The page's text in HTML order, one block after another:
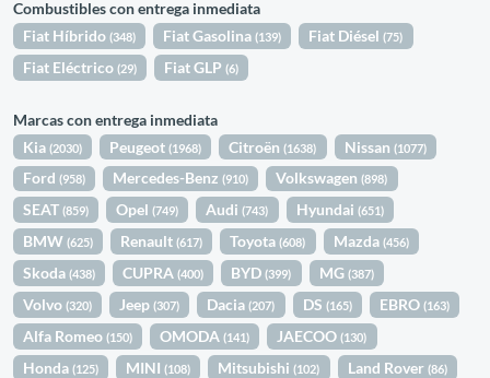
Combustibles con entrega inmediata
Fiat Híbrido(348) Fiat Gasolina(139) Fiat Diésel(75)
Fiat Eléctrico(29) Fiat GLP(6)
Marcas con entrega inmediata
Kia(2030) Peugeot(1968) Citroën(1638) Nissan (1077)
Ford(958) Mercedes-Benz(910) Volkswagen(898)
SEAT(859) Opel(749) Audi(743) Hyundai (651)
BMW(625) Renault(617) Toyota(608) Mazda (456)
Skoda(438) CUPRA(400) BYD(399) MG (387)
Volvo(320) Jeep(307) Dacia(207) DS (165) EBRO (163)
Alfa Romeo(150) OMODA(141) JAECOO(130)
Honda(125) MINI(108) Mitsubishi(102) Land Rover (86)